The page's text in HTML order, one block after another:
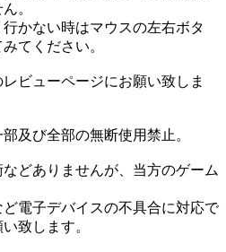
。
かない時はマウスの左右ボタ
てください。
ビューページにお願い致しま
及び全部の無断使用禁止。
どありませんが、当方のゲーム
電子デバイスの不具合に対応で
致します。